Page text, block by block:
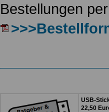
Bestellungen
USB-
22,50